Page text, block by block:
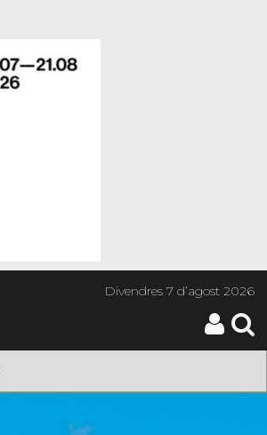
Divendres7 d’agost 2026